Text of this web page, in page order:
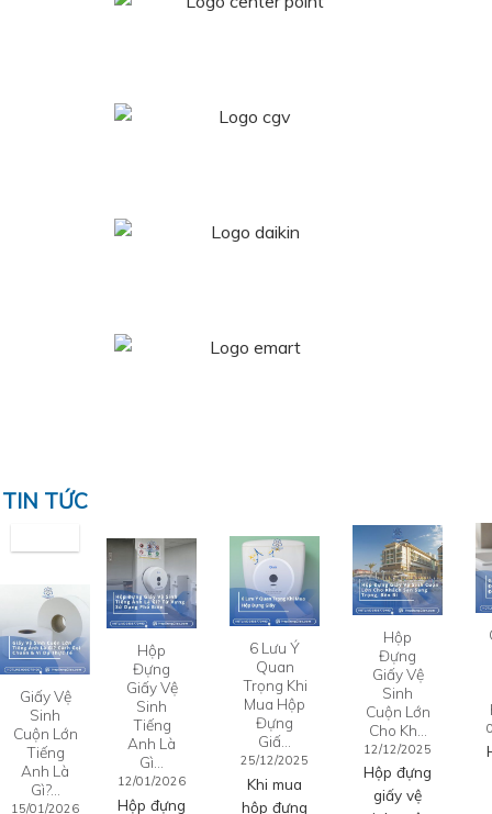
TIN TỨC
Giấy Vệ
Sinh
Cuộn Lớn
Tiếng
Anh Là
Gì?…
15/01/2026
Hộp
Đựng
Giấy Vệ
Sinh
Tiếng
Anh Là
Gì…
12/01/2026
Hộp đựng
6 Lưu Ý
Quan
Trọng Khi
Mua Hộp
Đựng
Giấ…
25/12/2025
Khi mua
hộp đựng
Hộp
Đựng
Giấy Vệ
Sinh
Cuộn Lớn
Cho Kh…
12/12/2025
Hộp đựng
giấy vệ